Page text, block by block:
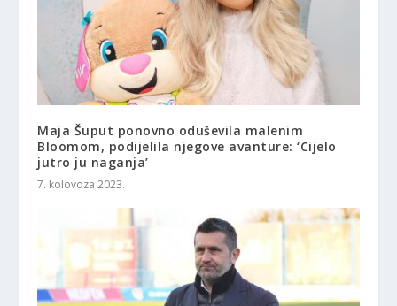
Maja Šuput ponovno oduševila malenim
Bloomom, podijelila njegove avanture: ‘Cijelo
jutro ju naganja’
7. kolovoza 2023.